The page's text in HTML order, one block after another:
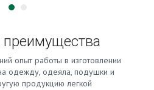
магазин
для небольших
и ателье. Биркодержатели,
составники, наклейки и другое